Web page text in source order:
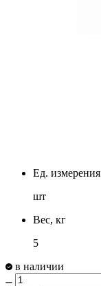
Ед. измерения
шт
Вес, кг
5
в наличии